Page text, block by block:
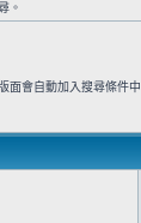
。
面會自動加入搜尋條件